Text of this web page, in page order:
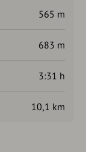
565 m
683 m
3:31 h
10,1 km